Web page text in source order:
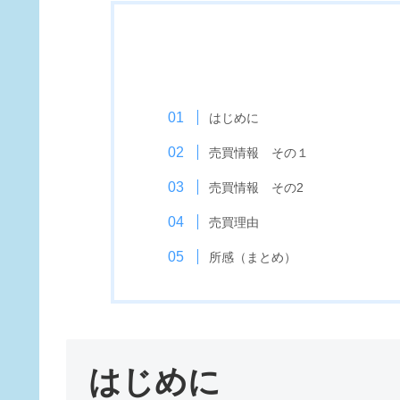
はじめに
売買情報 その１
売買情報 その2
売買理由
所感（まとめ）
はじめに